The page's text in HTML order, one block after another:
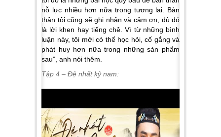
nỗ lực nhiều hơn nữa trong tương lai. Bản
thân tôi cũng sẽ ghi nhận và cảm ơn, dù đó
là lời khen hay tiếng chê. Vì từ những bình
luận này, tôi mới có thể học hỏi, cố gắng và
phát huy hơn nữa trong những sản phẩm
sau”, anh nói thêm.
Tập 4 – Đệ nhất kỹ nam: